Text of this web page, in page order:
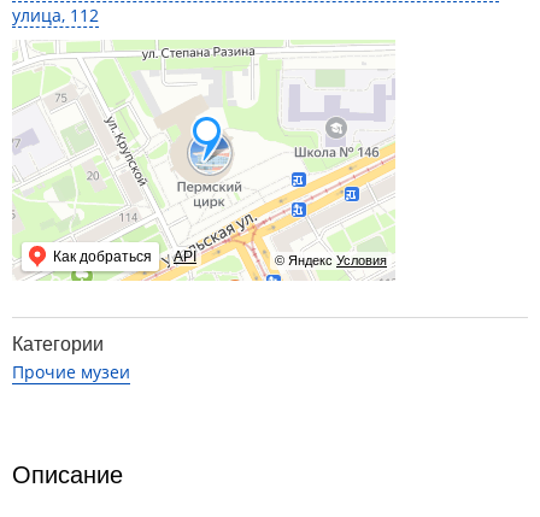
улица, 112
© Яндекс Условия
Как добраться API
Категории
Прочие музеи
Описание